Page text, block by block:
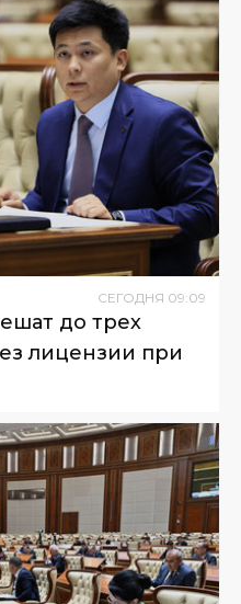
СЕГОДНЯ 09:09
до трех
лицензии при